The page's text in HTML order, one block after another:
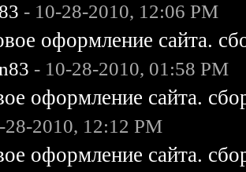
- 10-28-2010, 12:06 PM
оформление сайта.
- 10-28-2010, 01:58 PM
оформление сайта.
28-2010, 12:12 PM
оформление сайта.